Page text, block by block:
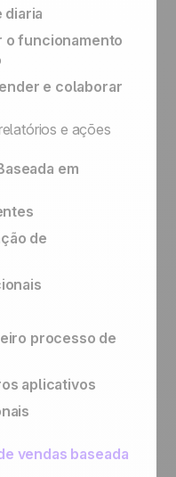
de clientes guia
os Leads
nos leads
Clientes
diaria
conquistar e
qualificados
e e-mails com
o funcionamento
formulário de
lead somente
e colaborar
e ações
em
renovações
ganhos
de
para
de
processo de
no noCRM
e Make
de automação
o Zapier
um e-mail, passar
aplicativos
aplicativos
vendas baseada